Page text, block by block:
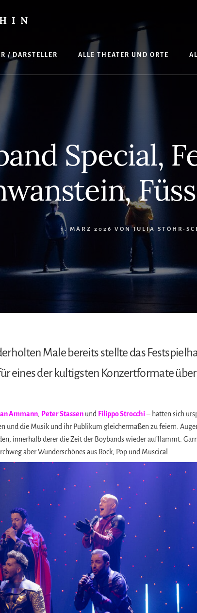
/ DARSTELLER ALLE THEATER UND ORTE
Special,
1. MÄRZ 2026 VONJULIA STÖHR-
Male bereits stellte das
eines der kultigsten Konzertformate
Ammann, Peter Stassen und Filippo Strocchi– hatten sich
und die Musik und ihr Publikum gleichermaßen zu feiern.
innerhalb derer die Zeit der Boybands wieder aufflammt.
aber Wunderschönes aus Rock, Pop und Muscical.